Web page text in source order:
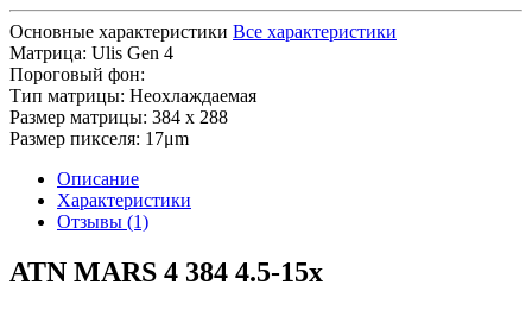
Основные характеристики Все характеристики
Матрица: Ulis Gen 4
Пороговый фон:
Тип матрицы: Неохлаждаемая
Размер матрицы: 384 x 288
Размер пикселя: 17μm
Описание
Характеристики
Отзывы (1)
ATN MARS 4 384 4.5-15x